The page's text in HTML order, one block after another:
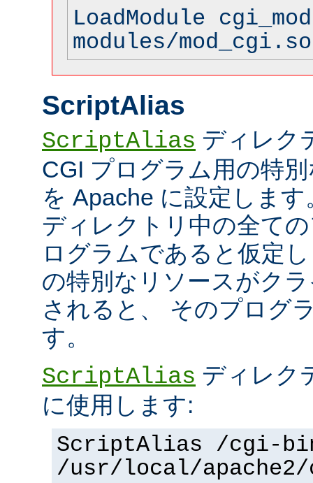
LoadModule
modules/mod_cgi.so
ScriptAlias
ScriptAlias ディレク
CGI プログラム用の特
を Apache に設定しま
ディレクトリ中の全て
ログラムであると仮定
の特別なリソースがク
されると、 そのプログ
す。
ScriptAlias ディレク
に使用します:
ScriptAlias /cgi-
/usr/local/